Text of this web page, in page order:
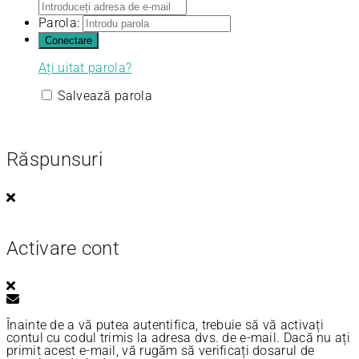
Parola:
Ați uitat parola?
Salvează parola
Răspunsuri
Activare cont
Înainte de a vă putea autentifica, trebuie să vă activați
contul cu codul trimis la adresa dvs. de e-mail. Dacă nu ați
primit acest e-mail, vă rugăm să verificați dosarul de